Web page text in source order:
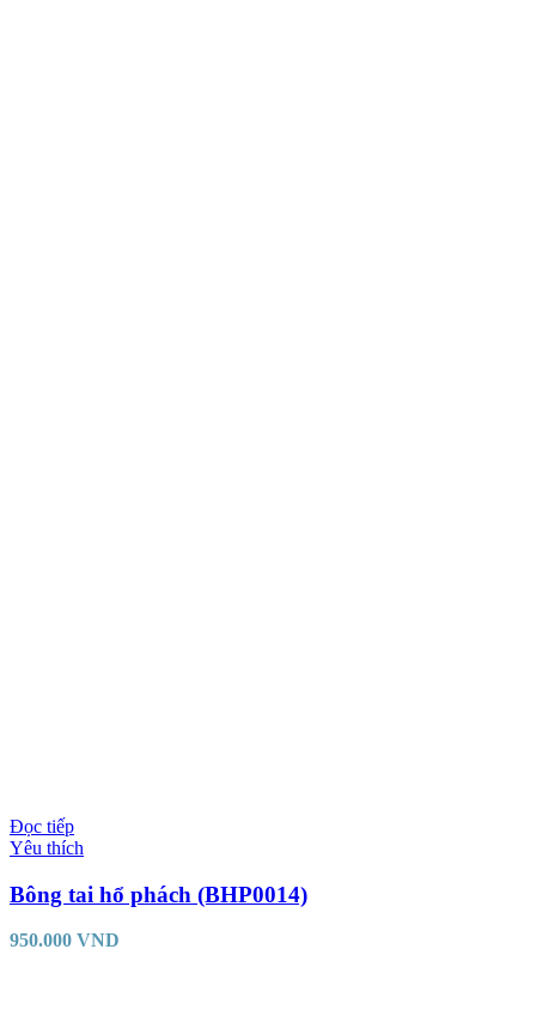
Đọc tiếp
Yêu thích
Bông tai hổ phách (BHP0014)
950.000 VND